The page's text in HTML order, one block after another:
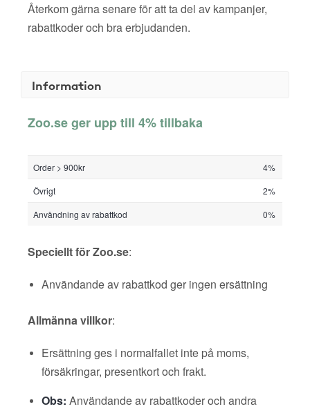
Återkom gärna senare för att ta del av kampanjer,
rabattkoder och bra erbjudanden.
Information
Zoo.se ger upp till 4% tillbaka
Order > 900kr
4%
Övrigt
2%
Användning av rabattkod
0%
Speciellt för Zoo.se:
Användande av rabattkod ger ingen ersättning
Allmänna villkor:
Ersättning ges i normalfallet inte på moms,
försäkringar, presentkort och frakt.
Obs: Användande av rabattkoder och andra